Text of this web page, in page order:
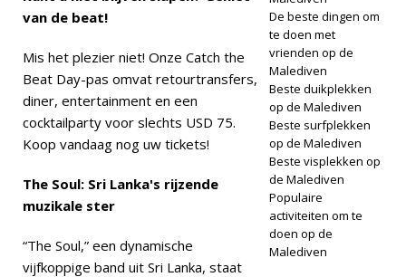
van de beat!
Mis het plezier niet! Onze Catch the
Beat Day-pas omvat retourtransfers,
diner, entertainment en een
cocktailparty voor slechts USD 75.
Koop vandaag nog uw tickets!
The Soul: Sri Lanka's rijzende
muzikale ster
“The Soul,” een dynamische
vijfkoppige band uit Sri Lanka, staat
De beste dingen om
te doen met
vrienden op de
Malediven
Beste duikplekken
op de Malediven
Beste surfplekken
op de Malediven
Beste visplekken op
de Malediven
Populaire
activiteiten om te
doen op de
Malediven